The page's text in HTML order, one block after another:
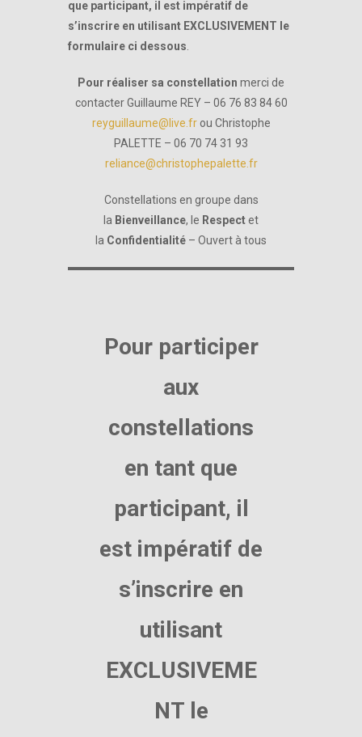
que participant, il est impératif de
s’inscrire en utilisant EXCLUSIVEMENT le
formulaire ci dessous
Pour réaliser sa constellation merci de
contacter Guillaume REY – 06 76 83 84 60
reyguillaume@live.frou Christophe
PALETTE – 06 70 74 31 93
reliance@christophepalette.fr
Constellations en groupe dans
la Bienveillance, le Respectet
la Confidentialité – Ouvert à tous
Pour participer
aux
constellations
en tant que
participant, il
est impératif de
s’inscrire en
utilisant
EXCLUSIVEME
NT le